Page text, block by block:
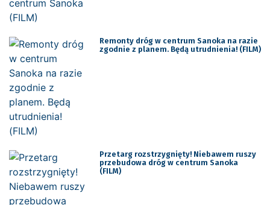
Remonty dróg w centrum Sanoka na razie
zgodnie z planem. Będą utrudnienia! (FILM)
Przetarg rozstrzygnięty! Niebawem ruszy
przebudowa dróg w centrum Sanoka
(FILM)